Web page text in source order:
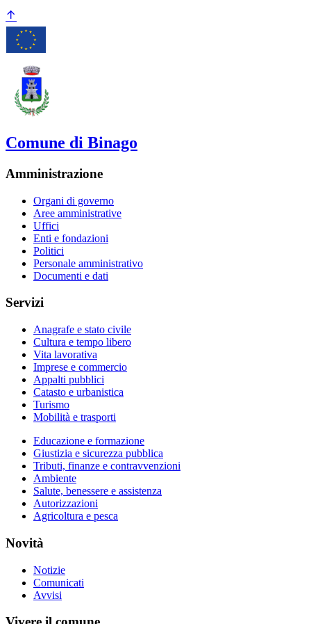
Comune di Binago
Amministrazione
Organi di governo
Aree amministrative
Uffici
Enti e fondazioni
Politici
Personale amministrativo
Documenti e dati
Servizi
Anagrafe e stato civile
Cultura e tempo libero
Vita lavorativa
Imprese e commercio
Appalti pubblici
Catasto e urbanistica
Turismo
Mobilità e trasporti
Educazione e formazione
Giustizia e sicurezza pubblica
Tributi, finanze e contravvenzioni
Ambiente
Salute, benessere e assistenza
Autorizzazioni
Agricoltura e pesca
Novità
Notizie
Comunicati
Avvisi